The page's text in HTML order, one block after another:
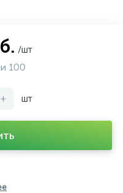
трековые
Ambrella
/шт
100
+ шт